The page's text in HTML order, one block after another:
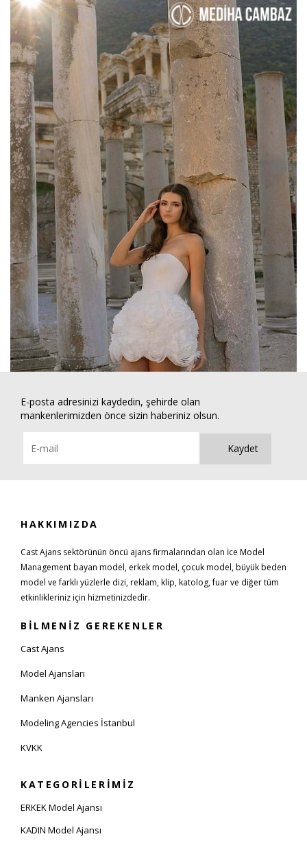
E-posta adresinizi kaydedin, şehirde olan
mankenlerimizden önce sizin haberiniz olsun.
Kaydet
HAKKIMIZDA
Cast Ajans sektörünün öncü ajans firmalarından olan İce Model
Management bayan model, erkek model, çocuk model, büyük beden
model ve farklı yüzlerle dizi, reklam, klip, katolog, fuar ve diğer tüm
etkinlikleriniz için hizmetinizdedir.
BİLMENİZ GEREKENLER
Cast Ajans
Model Ajansları
Manken Ajansları
Modeling Agencies İstanbul
KVKK
KATEGORİLERİMİZ
ERKEK Model Ajansı
KADIN Model Ajansı